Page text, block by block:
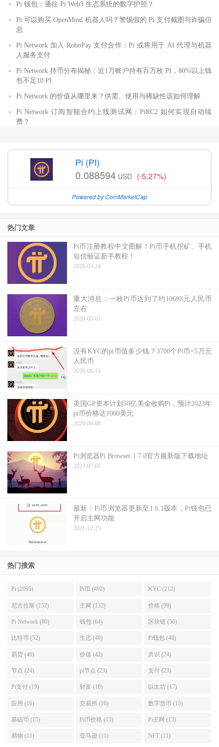
Pi 钱包：通往 Pi Web3 生态系统的数字护照？
Pi 可以购买 OpenMind 机器人吗？警惕假的 Pi 支付截图与诈骗信
息
Pi Network 加入 RoboPay 支付合作：Pi 或将用于 AI 代理与机器
人服务支付
Pi Network 持币分布揭秘：近1万账户持有百万枚 PI，80%以上钱
包不足10 PI
Pi Network 的价值从哪里来？供需、使用与稀缺性该如何理解
Pi Network 订阅智能合约上线测试网：PiRC2 如何实现自动续
费？
Pi (PI)
0.088594 USD (-5.27%)
Powered by CoinMarketCap
热门文章
Pi币注册教程中文图解！Pi币手机挖矿、手机
短信验证新手教程！
2020-03-24
重大消息：一枚Pi币达到了约10693元人民币
左右
2020-05-01
没有KYC的pi币值多少钱？3700个Pi币=5万元
人民币
2020-06-14
美国GP资本计划50亿美金收购Pi，预计2023年
pi币价格达1000美元
2020-08-08
Pi浏览器Pi Browser 1.7.0官方最新版下载地址
2023-07-05
最新：Pi币浏览器更新至1.6.1版本，Pi钱包已
开启主网功能
2021-12-25
热门搜索
Pi (2095) Pi币 (492) KYC (212)
尼古拉斯 (152) 主网 (132) 价格 (99)
Pi Network (80) 钱包 (64) 区块链 (56)
比特币 (52) 生态 (49) Pi钱包 (48)
易货 (46) 价值 (42) 共识 (24)
节点 (24) pi节点 (23) 支付 (23)
Pi支付 (19) 财富 (18) 以太坊 (17)
应用 (16) 交易所 (16) 数字货币 (15)
基础币 (15) Pi币价格 (13) Pi主网 (13)
易物 (11) 亚马逊 (11) NFT (11)